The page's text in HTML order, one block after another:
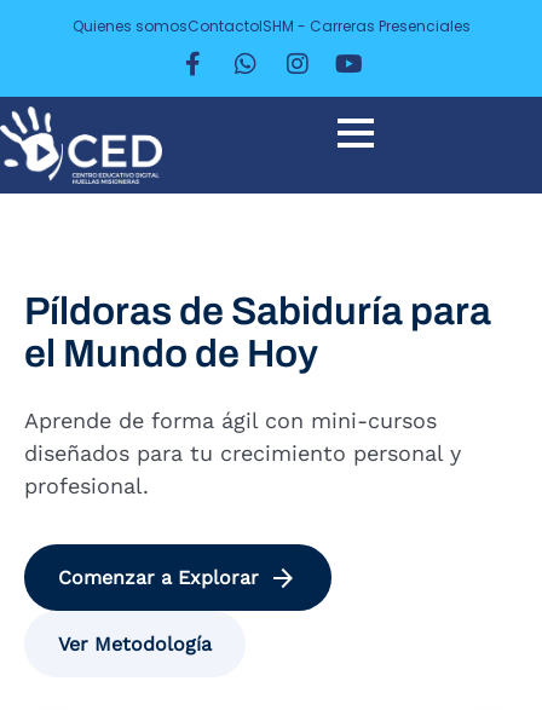
Quienes somosContactoISHM - Carreras Presenciales
Píldoras de Sabiduría para
el Mundo de Hoy
Aprende de forma ágil con mini-cursos
diseñados para tu crecimiento personal y
profesional.
Comenzar a Explorar arrow_forward
Ver Metodología